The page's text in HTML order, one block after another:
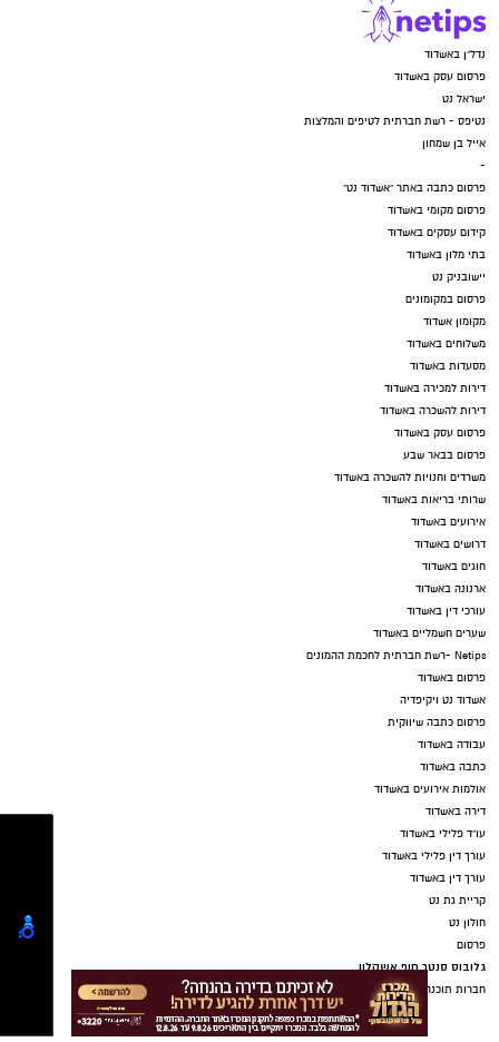
נדל"ן באשדוד
פרסום עסק באשדוד
ישראל נט
נטיפס - רשת חברתית לטיפים והמלצות
אייל בן שמחון
-
פרסום כתבה באתר "אשדוד נט"
פרסום מקומי באשדוד
קידום עסקים באשדוד
בתי מלון באשדוד
יישובניק נט
פרסום במקומונים
מקומון אשדוד
משלוחים באשדוד
מסעדות באשדוד
דירות למכירה באשדוד
דירות להשכרה באשדוד
פרסום עסק באשדוד
פרסום בבאר שבע
משרדים וחנויות להשכרה באשדוד
שרותי בריאות באשדוד
אירועים באשדוד
דרושים באשדוד
חוגים באשדוד
ארנונה באשדוד
עורכי דין באשדוד
שערים חשמליים באשדוד
Netips -רשת חברתית לחכמת ההמונים
פרסום באשדוד
אשדוד נט ויקיפדיה
פרסום כתבה שיווקית
עבודה באשדוד
כתבה באשדוד
אולמות אירועים באשדוד
דירה באשדוד
עו"ד פלילי באשדוד
עורך דין פלילי באשדוד
עורך דין באשדוד
קריית גת נט
חולון נט
פרסום
גלובוס סנטר חוף אשקלון
חברות תוכנה